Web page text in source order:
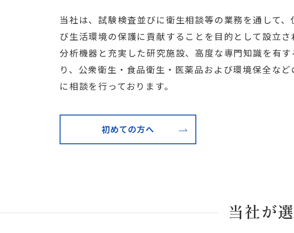
当社は、試験検査並びに衛生相談等の業務を通して
び生活環境の保護に貢献することを目的として設立
分析機器と充実した研究施設、高度な専門知識を有す
り、公衆衛生・食品衛生・医薬品および環境保全な
に相談を行っております。
初めての方へ
当社が